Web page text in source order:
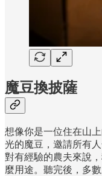
魔豆換披薩
想像你是一位住在山
光的魔豆，邀請所有
對有經驗的農夫來說
麼用途。聽完後，多